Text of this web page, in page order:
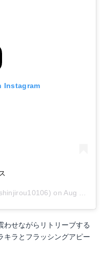
Instagram
on Aug 23, 2017 at 6:28am PDT
わせながらリトリーブする
キラとフラッシングアピー